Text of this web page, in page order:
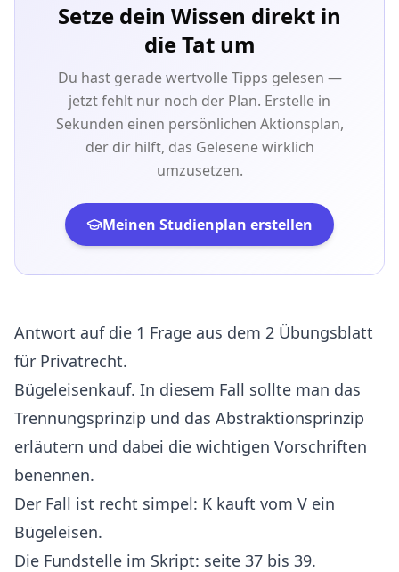
Setze dein Wissen direkt in
die Tat um
Du hast gerade wertvolle Tipps gelesen —
jetzt fehlt nur noch der Plan. Erstelle in
Sekunden einen persönlichen Aktionsplan,
der dir hilft, das Gelesene wirklich
umzusetzen.
Meinen Studienplan erstellen
Antwort auf die 1 Frage aus dem 2 Übungsblatt
für Privatrecht.
Bügeleisenkauf. In diesem Fall sollte man das
Trennungsprinzip und das Abstraktionsprinzip
erläutern und dabei die wichtigen Vorschriften
benennen.
Der Fall ist recht simpel: K kauft vom V ein
Bügeleisen.
Die Fundstelle im Skript: seite 37 bis 39.